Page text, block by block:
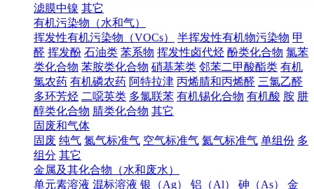
滤膜中镍 其它
有机污染物（水和气）
挥发性有机污染物（VOCs）
半挥发性有机物污染物 甲
醛 挥发酚 石油类 苯系物 挥发性卤代烃 酚类化合物 氯苯
类化合物 苯胺类化合物 硝基苯类 邻苯二甲酸酯类 有机
氯农药 有机磷农药 阿特拉津 丙烯腈和丙烯醛 三氯乙醛
多环芳烃 二噁英类 多氯联苯 有机锡化合物 有机酸 胺 肼
醇类化合物 腈类化合物 其它
固废和气体
固废 纯气 氮气标准气 空气标准气 氦气标准气 单组份 多
组分 其它
金属及其化合物（水和废水）
单元素溶液 混标溶液 银（Ag） 铝（Al） 砷（As）
金